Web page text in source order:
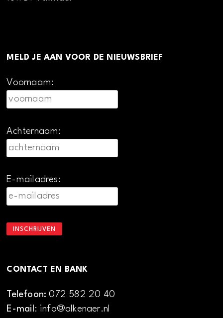
MELD JE AAN VOOR DE NIEUWSBRIEF
Voornaam:
Achternaam:
E-mailadres:
CONTACT EN BANK
Telefoon:072 582 20 40
E-mail: info@alkenaer.nl